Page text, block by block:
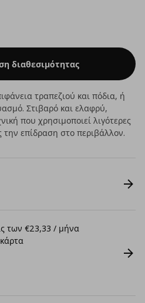
διαθεσιμότητας
τραπεζιού και πόδια, ή
Στιβαρό και ελαφρύ,
που χρησιμοποιεί λιγότερες
επίδραση στο περιβάλλον.
των €23,33 / μήνα